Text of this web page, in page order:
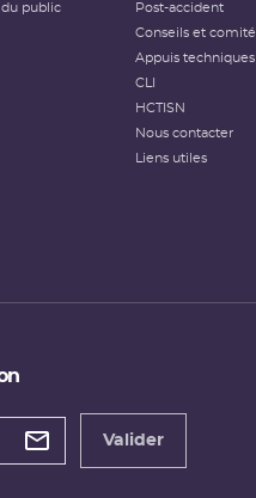
public
Post-accident
Conseils et
Appuis techniques
CLI
HCTISN
Nous contacter
Liens utiles
Valider